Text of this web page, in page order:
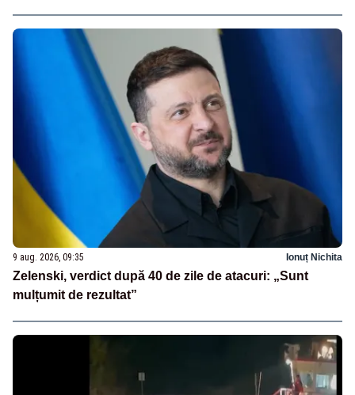
9 aug. 2026, 09:35 Ionuț Nichita
Zelenski, verdict după 40 de zile de atacuri: „Sunt
mulțumit de rezultat”